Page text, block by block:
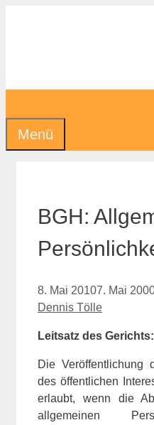
Menü
BGH:
8. Mai 20107. Mai
Dennis Tölle
Leitsatz des Gerichts:
Die Veröffentlichung
des öffentlichen
erlaubt, wenn die
allgemeinen